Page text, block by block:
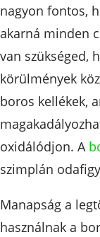
nagyon fontos,
akarná minden
van szükséged,
körülmények
boros kellékek,
oxidálódjon. A
szimplán
Manapság a
használnak a